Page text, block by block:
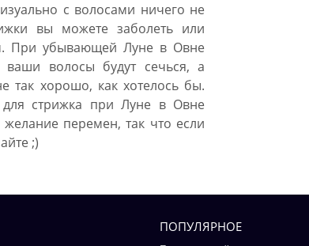
с волосами ничего не
вы можете заболеть или
При убывающей Луне в Овне
ваши волосы будут сечься, а
так хорошо, как хотелось бы.
для стрижка при Луне в Овне
перемен, так что если
;)
ПОПУЛЯРНОЕ